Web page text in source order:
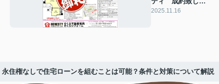
した！ 2025年11
2025.11.16
永住権なしで住宅ローンを組むことは可能？条件と対策について解説